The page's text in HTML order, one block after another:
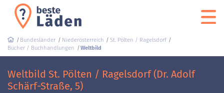
Bundesländer Niederösterreich
St. Pölten / Ragelsdorf
Bücher / Buchhandlungen
Weltbild
Weltbild St. Pölten / Ragelsdorf (Dr. Adolf
Schärf-Straße, 5)